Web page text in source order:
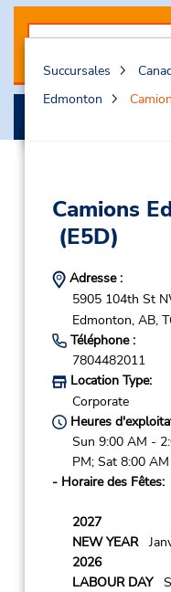
Succursales
Edmonton
Camions
(E5D)
Adresse :
5905 104th St
Edmonton, AB,
Téléphone :
7804482011
Location Type:
Corporate
Heures
Sun 9:00 AM -
PM; Sat 8:00
- Horaire des Fêtes:
2027
NEW YEAR
2026
LABOUR DAY